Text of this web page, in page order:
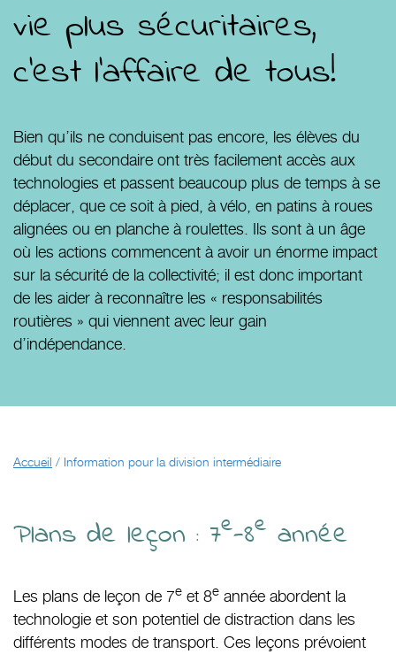
vie plus sécuritaires,
c’est l’affaire de tous!
Bien qu’ils ne conduisent pas encore, les élèves du
début du secondaire ont très facilement accès aux
technologies et passent beaucoup plus de temps à se
déplacer, que ce soit à pied, à vélo, en patins à roues
alignées ou en planche à roulettes. Ils sont à un âge
où les actions commencent à avoir un énorme impact
sur la sécurité de la collectivité; il est donc important
de les aider à reconnaître les « responsabilités
routières » qui viennent avec leur gain
d’indépendance.
Accueil / Information pour la division intermédiaire
Plans de leçon : 7e-8e année
Les plans de leçon de 7e et 8e année abordent la
technologie et son potentiel de distraction dans les
différents modes de transport. Ces leçons prévoient